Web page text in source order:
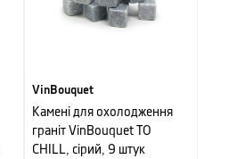
VinBouquet
Камені для охолодження
граніт VinBouquet TO
CHILL, сірий, 9 штук